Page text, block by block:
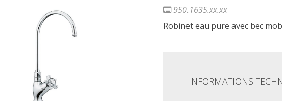
950.1635.xx.xx
Robinet eau pure avec bec
INFORMATIONS